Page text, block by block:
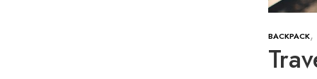
BACKPACK,